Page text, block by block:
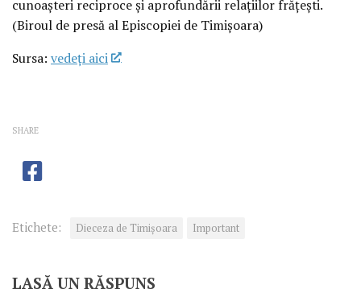
cunoașteri reciproce și aprofundării relațiilor frățești.
(Biroul de presă al Episcopiei de Timișoara)
Sursa: vedeţi aici
SHARE
Etichete: Dieceza de Timișoara Important
LASĂ UN RĂSPUNS